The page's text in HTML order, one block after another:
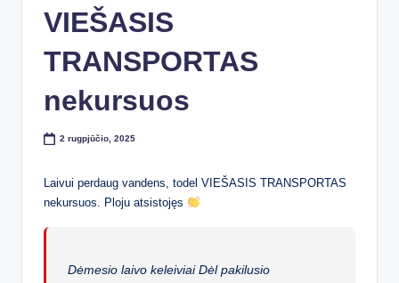
VIEŠASIS
TRANSPORTAS
nekursuos
2 rugpjūčio, 2025
Laivui perdaug vandens, todel VIEŠASIS TRANSPORTAS
nekursuos. Ploju atsistojęs
Dėmesio laivo keleiviai Dėl pakilusio